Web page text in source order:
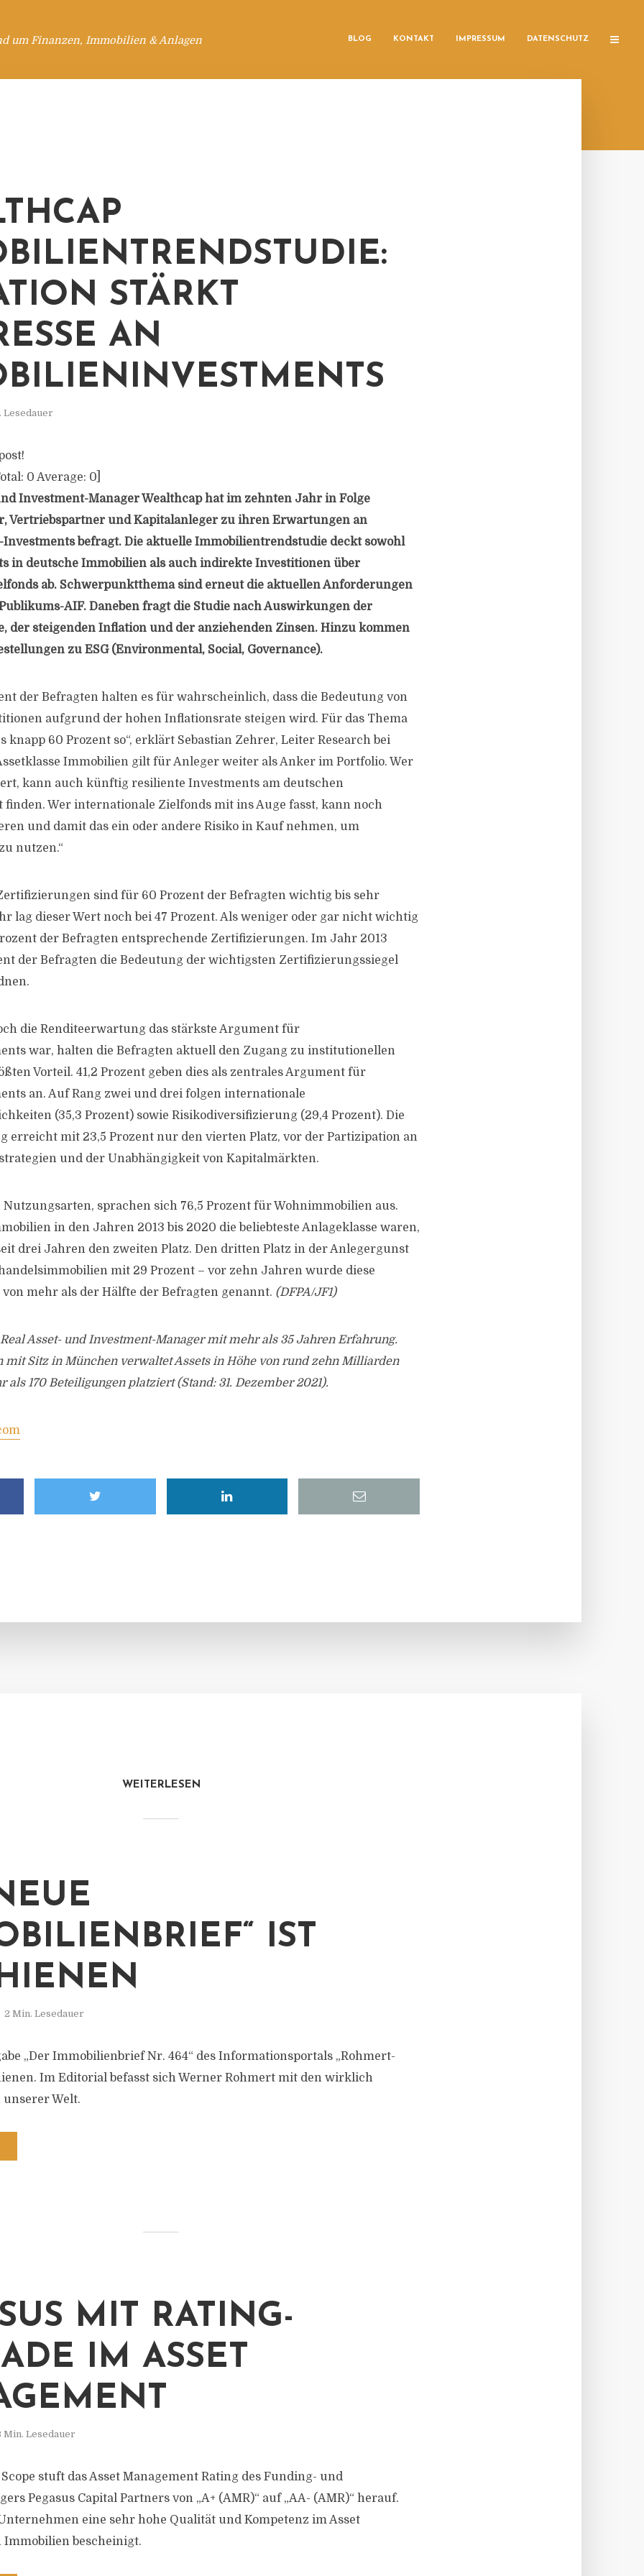
um Finanzen, Immobilien & Anlagen BLOG KONTAKT IMPRESSUM DATENSCHUTZ
STÄRKT
AN
Lesedauer
0 Average: 0
Investment-Manager Wealthcap hat im zehnten Jahr in Folge
Vertriebspartner und Kapitalanleger zu ihren Erwartungen an
befragt. Die aktuelle Immobilientrendstudie deckt sowohl
in deutsche Immobilien als auch indirekte Investitionen über
ab. Schwerpunktthema sind erneut die aktuellen Anforderungen
AIF. Daneben fragt die Studie nach Auswirkungen der
der steigenden Inflation und der anziehenden Zinsen. Hinzu kommen
zu ESG (Environmental, Social, Governance).
der Befragten halten es für wahrscheinlich, dass die Bedeutung von
aufgrund der hohen Inflationsrate steigen wird. Für das Thema
knapp 60 Prozent so“, erklärt Sebastian Zehrer, Leiter Research bei
Immobilien gilt für Anleger weiter als Anker im Portfolio. Wer
kann auch künftig resiliente Investments am deutschen
Wer internationale Zielfonds mit ins Auge fasst, kann noch
und damit das ein oder andere Risiko in Kauf nehmen, um
nutzen.“
sind für 60 Prozent der Befragten wichtig bis sehr
lag dieser Wert noch bei 47 Prozent. Als weniger oder gar nicht wichtig
der Befragten entsprechende Zertifizierungen. Im Jahr 2013
der Befragten die Bedeutung der wichtigsten Zertifizierungssiegel
die Renditeerwartung das stärkste Argument für
war, halten die Befragten aktuell den Zugang zu institutionellen
Vorteil. 41,2 Prozent geben dies als zentrales Argument für
an. Auf Rang zwei und drei folgen internationale
(35,3 Prozent) sowie Risikodiversifizierung (29,4 Prozent). Die
erreicht mit 23,5 Prozent nur den vierten Platz, vor der Partizipation an
und der Unabhängigkeit von Kapitalmärkten.
sprachen sich 76,5 Prozent für Wohnimmobilien aus.
in den Jahren 2013 bis 2020 die beliebteste Anlageklasse waren,
drei Jahren den zweiten Platz. Den dritten Platz in der Anlegergunst
mit 29 Prozent – vor zehn Jahren wurde diese
von mehr als der Hälfte der Befragten genannt. (DFPA/JF1)
Asset- und Investment-Manager mit mehr als 35 Jahren Erfahrung.
mit Sitz in München verwaltet Assets in Höhe von rund zehn Milliarden
als 170 Beteiligungen platziert (Stand: 31. Dezember 2021).
WEITERLESEN
IST
2 Min. Lesedauer
„Der Immobilienbrief Nr. 464“ des Informationsportals „Rohmert-
Im Editorial befasst sich Werner Rohmert mit den wirklich
Welt.
MIT RATING-
IM ASSET
Min. Lesedauer
stuft das Asset Management Rating des Funding- und
Pegasus Capital Partners von „A+ (AMR)“ auf „AA- (AMR)“ herauf.
eine sehr hohe Qualität und Kompetenz im Asset
Immobilien bescheinigt.